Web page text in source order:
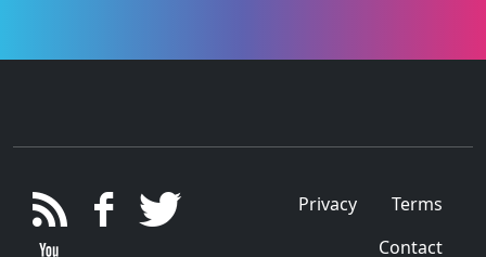
Privacy
Terms
Contact